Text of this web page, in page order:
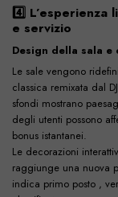
4️⃣
e servizio
Design della sala
Le sale vengono
classica remixata dal
sfondi mostrano
degli utenti possono
bonus istantanei.
Le decorazioni
raggiunge una nuova
indica primo posto ,